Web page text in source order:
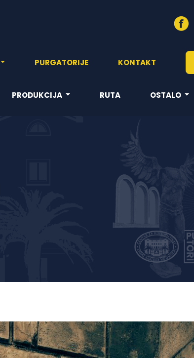
PURGATORIJE KONTAKT
PRODUKCIJA RUTA OSTALO